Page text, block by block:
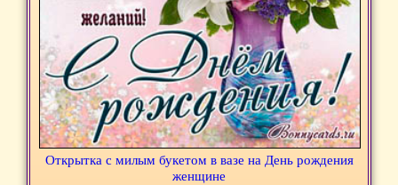
Открытка с милым букетом в вазе на День рождения
женщине